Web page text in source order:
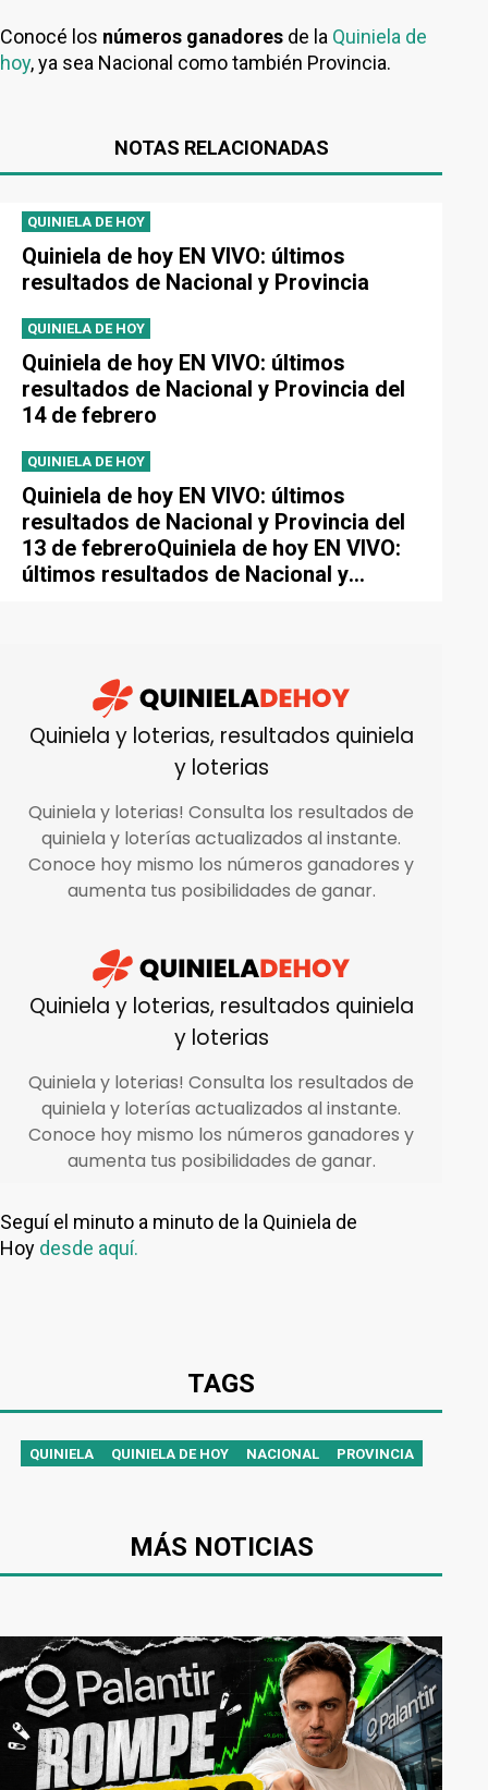
Conocé los números ganadores de la Quiniela de
hoy, ya sea Nacional como también Provincia.
NOTAS RELACIONADAS
QUINIELA DE HOY
Quiniela de hoy EN VIVO: últimos
resultados de Nacional y Provincia
QUINIELA DE HOY
Quiniela de hoy EN VIVO: últimos
resultados de Nacional y Provincia del
14 de febrero
QUINIELA DE HOY
Quiniela de hoy EN VIVO: últimos
resultados de Nacional y Provincia del
13 de febreroQuiniela de hoy EN VIVO:
últimos resultados de Nacional y
Seguí el minuto a minuto de la Quiniela de
Hoy desde aquí.
TAGS
QUINIELA QUINIELA DE HOY NACIONAL PROVINCIA
MÁS NOTICIAS